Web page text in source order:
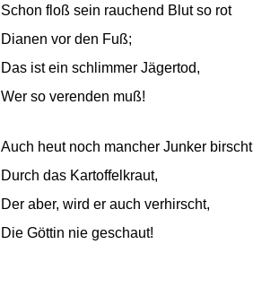
Schon floß sein rauchend Blut so rot
Dianen vor den Fuß;
Das ist ein schlimmer Jägertod,
Wer so verenden muß!
Auch heut noch mancher Junker birscht
Durch das Kartoffelkraut,
Der aber, wird er auch verhirscht,
Die Göttin nie geschaut!